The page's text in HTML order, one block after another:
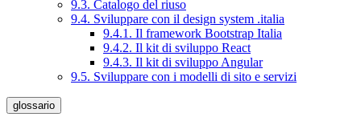
9.3. Catalogo del riuso
9.4. Sviluppare con il design system .italia
9.4.1. Il framework Bootstrap Italia
9.4.2. Il kit di sviluppo React
9.4.3. Il kit di sviluppo Angular
9.5. Sviluppare con i modelli di sito e servizi
glossario